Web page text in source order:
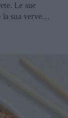
Le sue
la sua verve